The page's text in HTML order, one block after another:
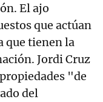
El ajo
que actúan
que tienen la
Jordi Cruz
"de
del